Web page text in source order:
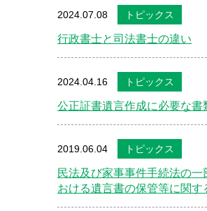
2024.07.08 トピックス
行政書士と司法書士の違い
2024.04.16 トピックス
公正証書遺言作成に必要な書
2019.06.04 トピックス
民法及び家事事件手続法の
おける遺言書の保管等に関す